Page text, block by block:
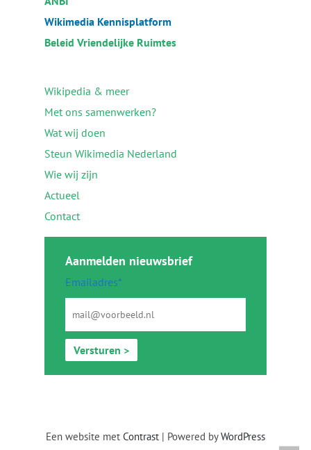
Wikimedia Kennisplatform
Beleid Vriendelijke Ruimtes
Wikipedia & meer
Met ons samenwerken?
Wat wij doen
Steun Wikimedia Nederland
Wie wij zijn
Actueel
Contact
Aanmelden nieuwsbrief
Emailadres*
Versturen >
Een website met Contrast | Powered byWordPress